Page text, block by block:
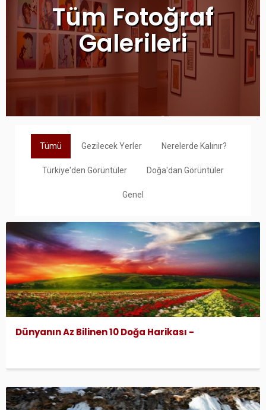
Tüm Fotoğraf
Galerileri
Tümü Gezilecek Yerler Nerelerde Kalınır?
Türkiye'den Görüntüler Doğa'dan Görüntüler
Genel
Dünyanın Az Bilinen 10 Doğa Harikası -